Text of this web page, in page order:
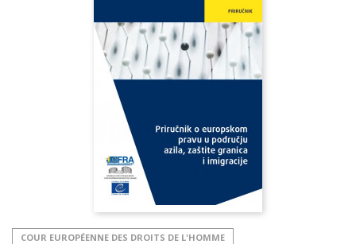
COUR EUROPÉENNE DES DROITS DE L'HOMME